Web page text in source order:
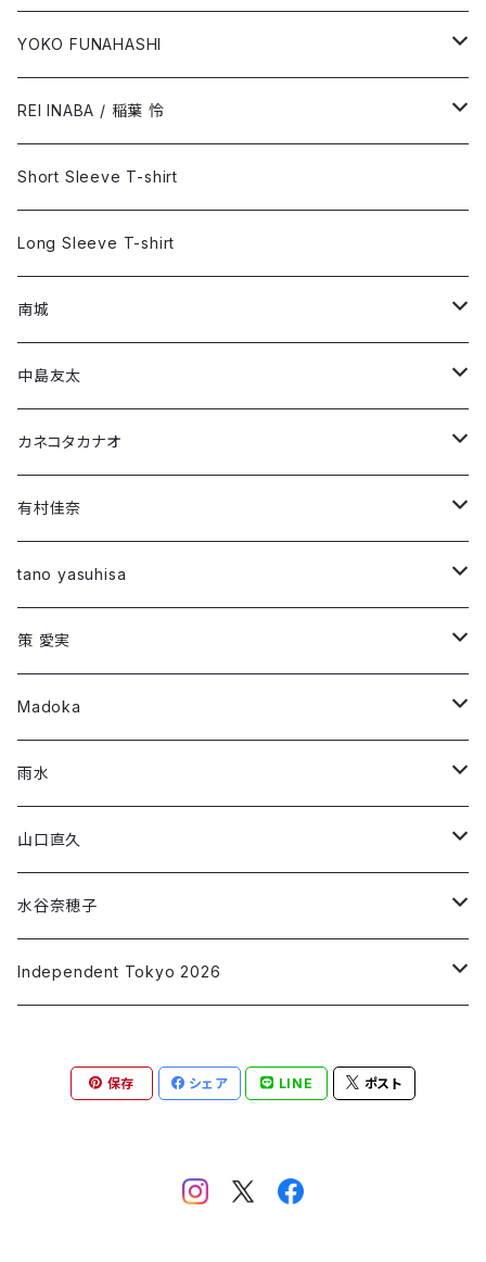
Long Sleeve T-shirt
「ブルーサイド」
「あなたの癒し」
Short Sleeve T-shirt
Long Sleeve T-shirt
YOKO FUNAHASHI
Short Sleeve T-shirt
Long Sleeve T-shirt
REI INABA / 稲葉 怜
Short Sleeve T-shirt
Long Sleeve T-shirt
Short Sleeve T-shirt
Long Sleeve T-shirt
南城
Short Sleeve T-shirt
Long Sleeve T-shirt
中島友太
Short Sleeve T-shirt
Long Sleeve T-shirt
第1弾コラボ
「294307500」
「Montage 」
カネコタカナオ
Short Sleeve T-shirt
Long Sleeve T-shirt
第1弾コラボ
「ROW」
「DIG」
第2弾コラボ
「RIF」
「THREE/SEED」
第3弾コラボ
「RIF」
「SLIDER」
有村佳奈
Short Sleeve T-shirt
Long Sleeve T-shirt
第1弾コラボ
「Night face」
「午前0時に会いにいく」
第2弾コラボ
「#フラットランド」
「make up」
第3段コラボ
「移ろいゆくⅠ～Ⅵ」
「非常口」
tano yasuhisa
Short Sleeve T-shirt
Long Sleeve T-shirt
第1弾コラボ
「朱 syu」
「藍 ai」
策 愛実
Long Sleeve T-shirt
Short Sleeve T-shirt
第1弾コラボ
「Jewel」
「Alone time」
第2弾コラボ
「青の星2/波を集める」
Madoka
Long Sleeve T-shirt
Short Sleeve T-shirt
第1弾コラボ
「Chocolate」
「Dancing Colors」
第2弾コラボ
「Summer Vibes」
雨水
Short Sleeve T-shirt
Long Sleeve T-shirt
第1弾コラボ
山口直久
Short Sleeve T-shirt
Long Sleeve T-shirt
「なずきを解く 20250621」
水谷奈穂子
Short Sleeve T-shirt
第1弾コラボ
Independent Tokyo 2026
安部 正兼
保存 シェア LINE ポスト